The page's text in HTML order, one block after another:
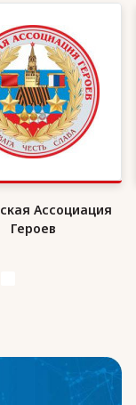
военных
«ВоИн»